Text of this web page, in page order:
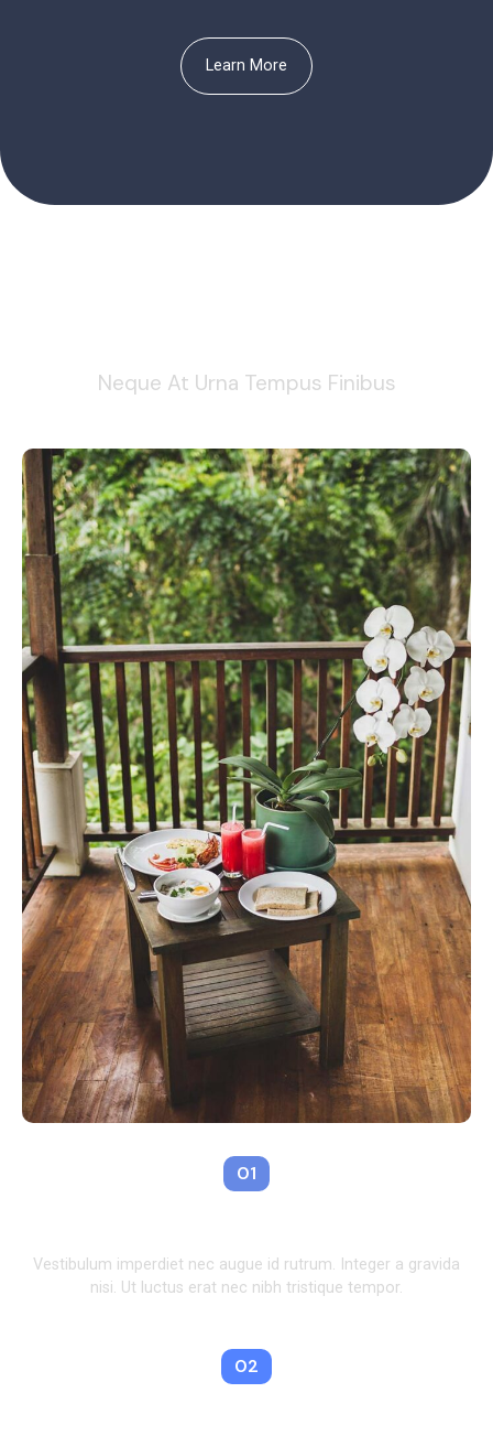
Learn More
Neque At Urna Tempus Finibus
01
Vestibulum imperdiet nec augue id rutrum. Integer a gravida
nisi. Ut luctus erat nec nibh tristique tempor.
02